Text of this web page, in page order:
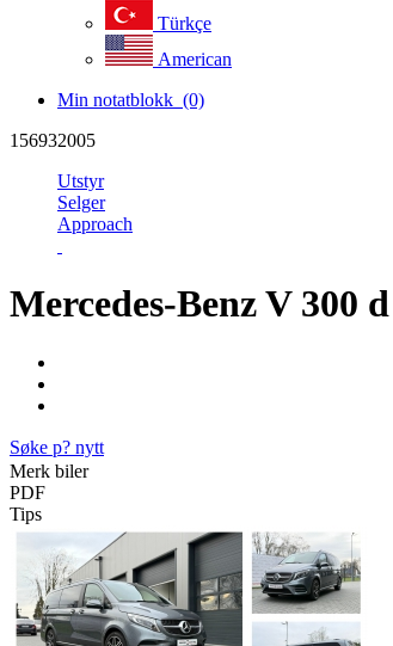
Türkçe
American
Min notatblokk (0)
156932005
Utstyr
Selger
Approach
Mercedes-Benz V
Søke p? nytt
Merk biler
PDF
Tips